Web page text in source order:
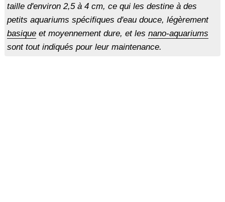
taille d'environ 2,5 à 4 cm, ce qui les destine à des
petits aquariums spécifiques d'eau douce, légèrement
basiqueet moyennement dure, et les nano-aquariums
sont tout indiqués pour leur maintenance.